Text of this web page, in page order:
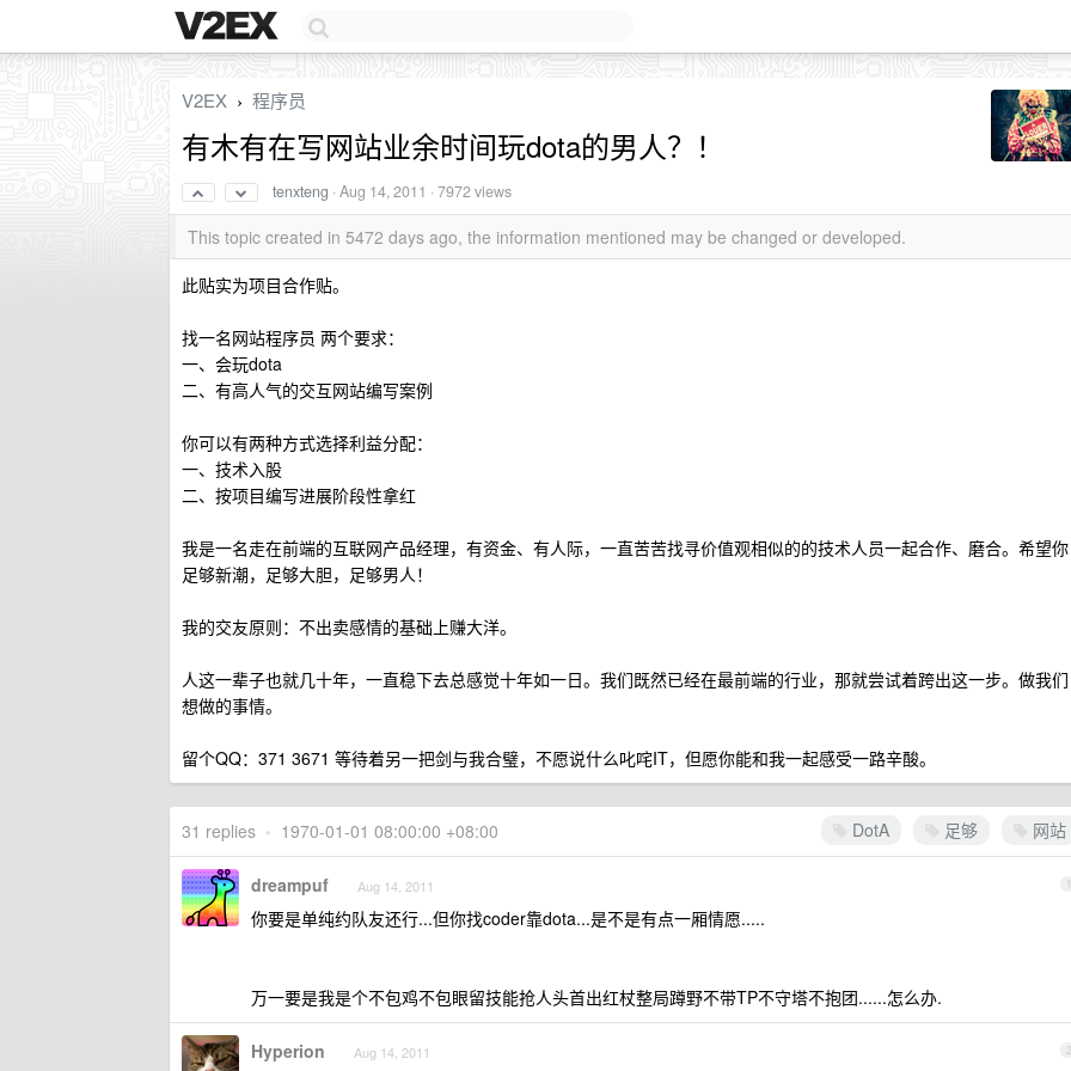
V2EX › 程序员
有木有在写网站业余时间玩dota的男人？！
tenxteng ·Aug 14, 2011 · 7972 views
This topic created in 5472 days ago, the information mentioned may be changed or developed.
此贴实为项目合作贴。
找一名网站程序员 两个要求：
一、会玩dota
二、有高人气的交互网站编写案例
你可以有两种方式选择利益分配：
一、技术入股
二、按项目编写进展阶段性拿红
我是一名走在前端的互联网产品经理，有资金、有人际，一直苦苦找寻价值观相似的的技术人员一起合作、磨合。希望你
足够新潮，足够大胆，足够男人！
我的交友原则：不出卖感情的基础上赚大洋。
人这一辈子也就几十年，一直稳下去总感觉十年如一日。我们既然已经在最前端的行业，那就尝试着跨出这一步。做我们
想做的事情。
留个QQ：371 3671 等待着另一把剑与我合璧，不愿说什么叱咤IT，但愿你能和我一起感受一路辛酸。
DotA 足够 网站
31 replies • 1970-01-01 08:00:00 +08:00
1
dreampuf Aug 14, 2011
你要是单纯约队友还行...但你找coder靠dota...是不是有点一厢情愿.....
万一要是我是个不包鸡不包眼留技能抢人头首出红杖整局蹲野不带TP不守塔不抱团......怎么办.
2
Hyperion Aug 14, 2011